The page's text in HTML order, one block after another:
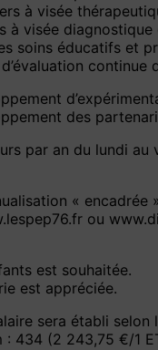
à visée
à visée diagnostique
soins éducatifs et
continue
des
par an du lundi au
«
ou
est souhaitée.
est appréciée.
sera établi
: 434 (2 243,75 €/1